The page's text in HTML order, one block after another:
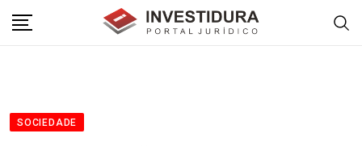
SOCIEDADE